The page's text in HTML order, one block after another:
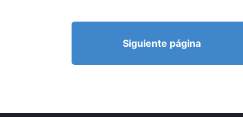
Siguiente página